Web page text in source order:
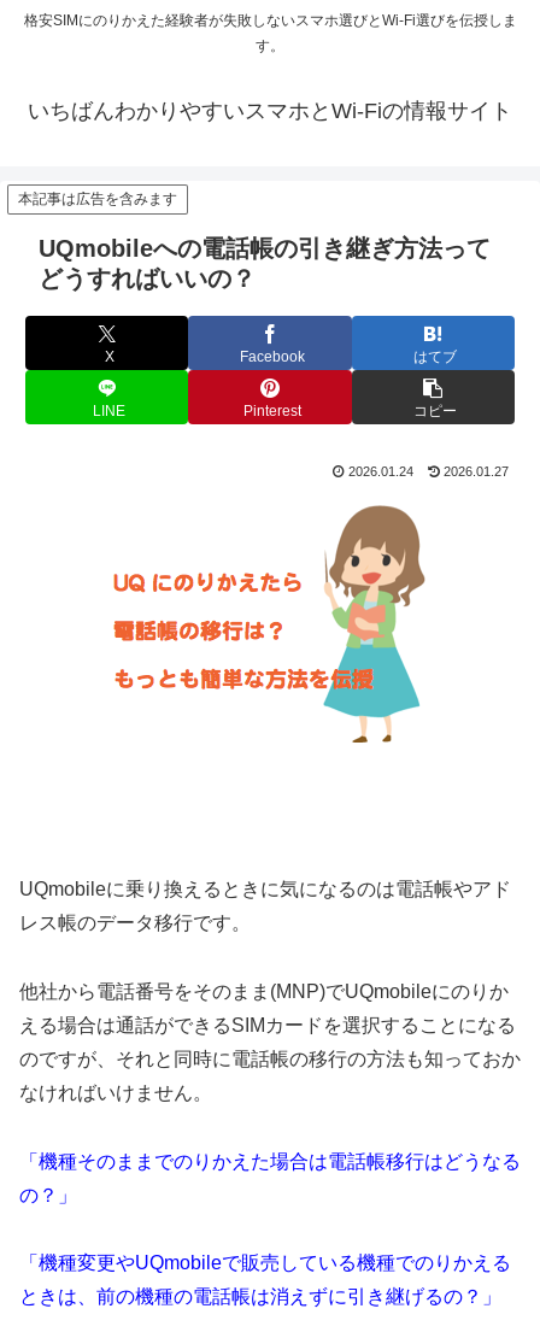
格安SIMにのりかえた経験者が失敗しないスマホ選びとWi-Fi選びを伝授しま
す。
いちばんわかりやすいスマホとWi-Fiの情報サイト
本記事は広告を含みます
UQmobileへの電話帳の引き継ぎ方法って
どうすればいいの？
X Facebook はてブ
LINE Pinterest コピー
2026.01.24 2026.01.27
UQmobileに乗り換えるときに気になるのは電話帳やアド
レス帳のデータ移行です。
他社から電話番号をそのまま(MNP)でUQmobileにのりか
える場合は通話ができるSIMカードを選択することになる
のですが、それと同時に電話帳の移行の方法も知っておか
なければいけません。
「機種そのままでのりかえた場合は電話帳移行はどうなる
の？」
「機種変更やUQmobileで販売している機種でのりかえる
ときは、前の機種の電話帳は消えずに引き継げるの？」